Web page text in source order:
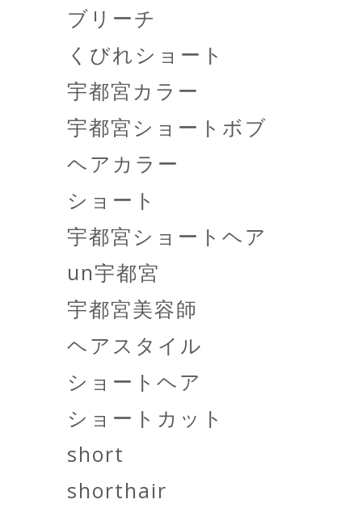
ブリーチ
くびれショート
宇都宮カラー
宇都宮ショートボブ
ヘアカラー
ショート
宇都宮ショートヘア
un宇都宮
宇都宮美容師
ヘアスタイル
ショートヘア
ショートカット
short
shorthair